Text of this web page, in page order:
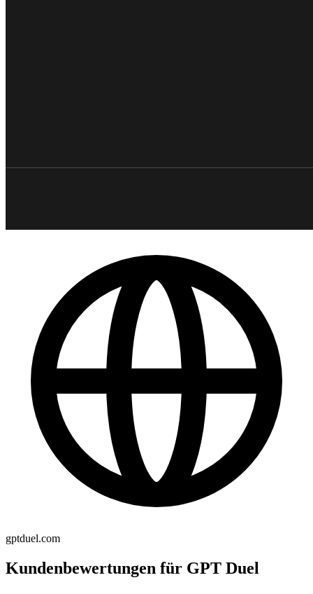
gptduel.com
Kundenbewertungen für GPT Duel